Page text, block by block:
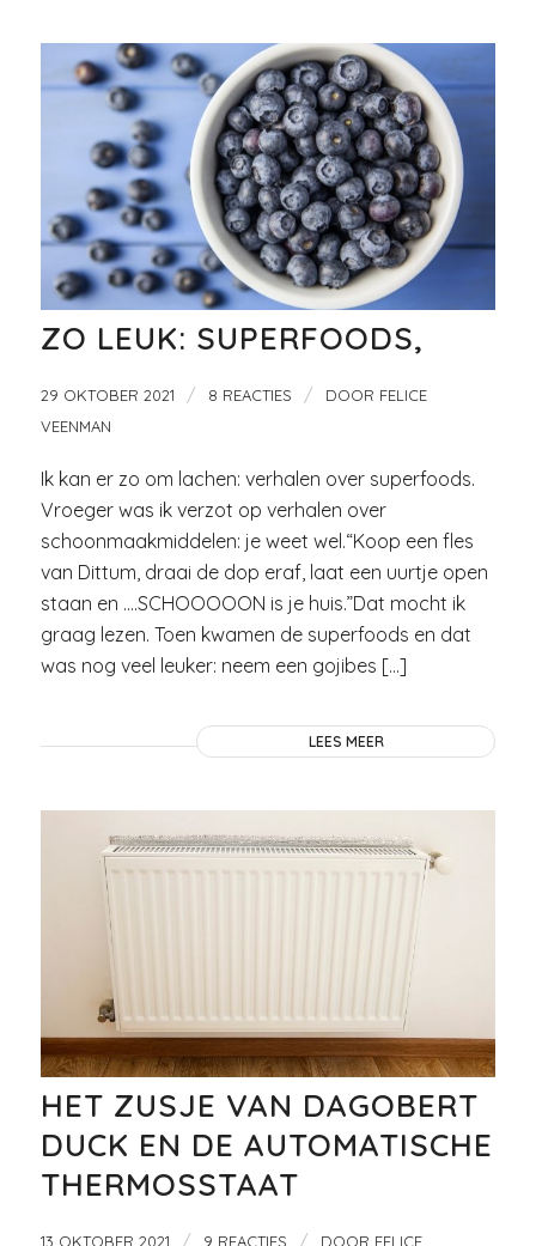
ZO LEUK: SUPERFOODS,
29 OKTOBER 2021 / 8 REACTIES / DOOR FELICE
VEENMAN
Ik kan er zo om lachen: verhalen over superfoods.
Vroeger was ik verzot op verhalen over
schoonmaakmiddelen: je weet wel.“Koop een fles
van Dittum, draai de dop eraf, laat een uurtje open
staan en ….SCHOOOOON is je huis.”Dat mocht ik
graag lezen. Toen kwamen de superfoods en dat
was nog veel leuker: neem een gojibes […]
LEES MEER
HET ZUSJE VAN DAGOBERT
DUCK EN DE AUTOMATISCHE
THERMOSSTAAT
13 OKTOBER 2021 / 9 REACTIES / DOOR FELICE